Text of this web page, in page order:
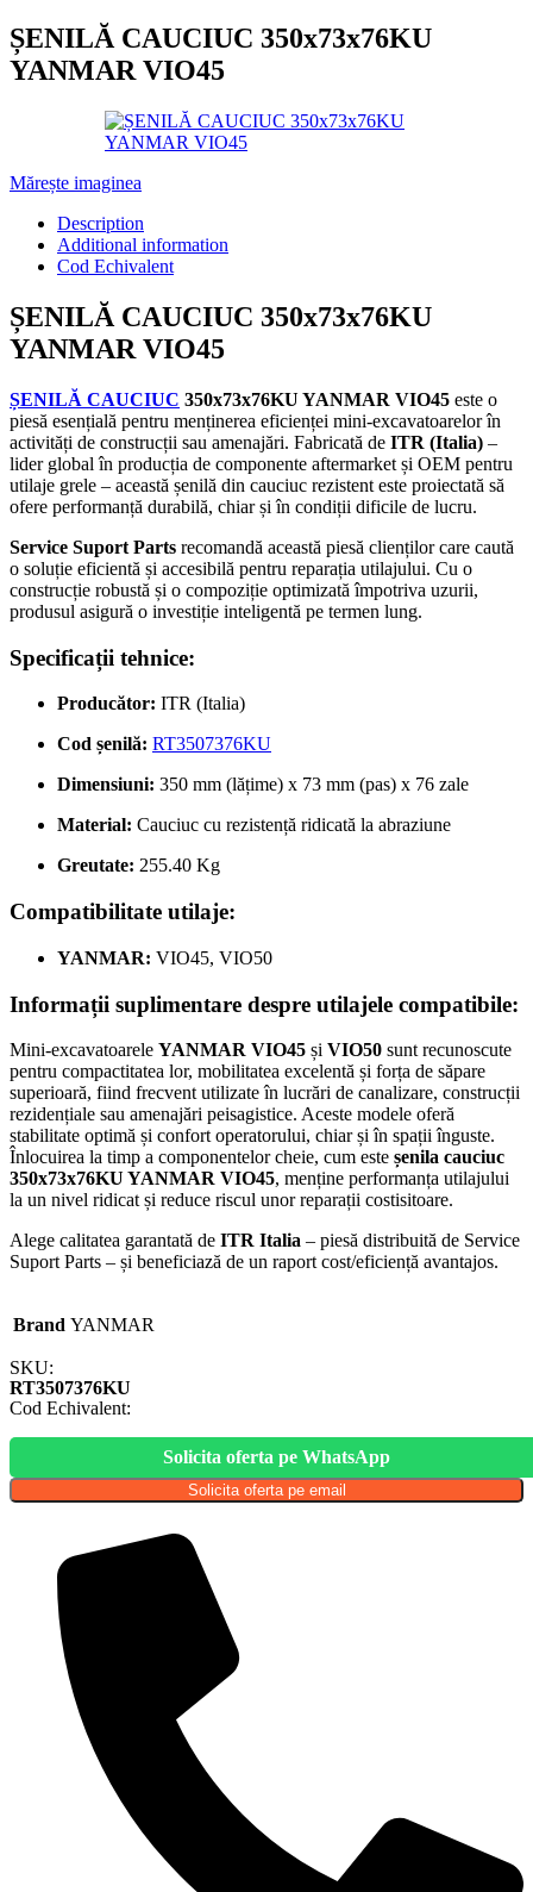
ȘENILĂ CAUCIUC 350x73x76KU
YANMAR VIO45
Mărește imaginea
Description
Additional information
Cod Echivalent
ȘENILĂ CAUCIUC 350x73x76KU
YANMAR VIO45
ȘENILĂ CAUCIUC 350x73x76KU YANMAR VIO45 este o
piesă esențială pentru menținerea eficienței mini-excavatoarelor în
activități de construcții sau amenajări. Fabricată de ITR (Italia) –
lider global în producția de componente aftermarket și OEM pentru
utilaje grele – această șenilă din cauciuc rezistent este proiectată să
ofere performanță durabilă, chiar și în condiții dificile de lucru.
Service Suport Parts recomandă această piesă clienților care caută
o soluție eficientă și accesibilă pentru reparația utilajului. Cu o
construcție robustă și o compoziție optimizată împotriva uzurii,
produsul asigură o investiție inteligentă pe termen lung.
Specificații tehnice:
Producător: ITR (Italia)
Cod șenilă: RT3507376KU
Dimensiuni: 350 mm (lățime) x 73 mm (pas) x 76 zale
Material: Cauciuc cu rezistență ridicată la abraziune
Greutate: 255.40 Kg
Compatibilitate utilaje:
YANMAR: VIO45, VIO50
Informații suplimentare despre utilajele compatibile:
Mini-excavatoarele YANMAR VIO45 și VIO50 sunt recunoscute
pentru compactitatea lor, mobilitatea excelentă și forța de săpare
superioară, fiind frecvent utilizate în lucrări de canalizare, construcții
rezidențiale sau amenajări peisagistice. Aceste modele oferă
stabilitate optimă și confort operatorului, chiar și în spații înguste.
Înlocuirea la timp a componentelor cheie, cum este șenila cauciuc
350x73x76KU YANMAR VIO45, menține performanța utilajului
la un nivel ridicat și reduce riscul unor reparații costisitoare.
Alege calitatea garantată de ITR Italia – piesă distribuită de Service
Suport Parts – și beneficiază de un raport cost/eficiență avantajos.
Brand YANMAR
SKU:
RT3507376KU
Cod Echivalent:
Solicita oferta pe WhatsApp
Solicita oferta pe email